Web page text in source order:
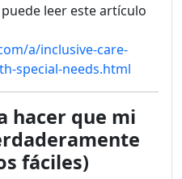
leer este artículo
a/inclusive-care-
special-needs.html
hacer que mi
fáciles)